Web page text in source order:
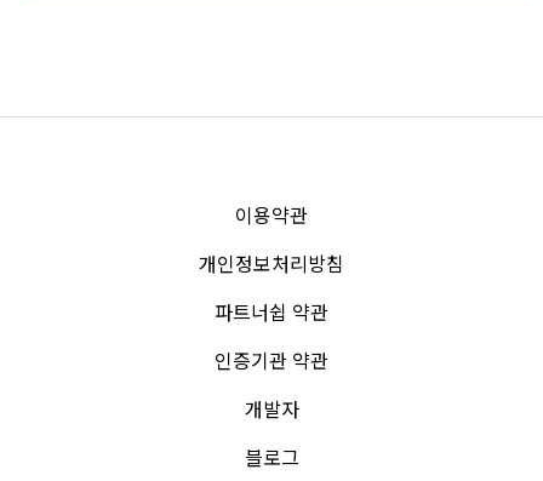
이용약관
개인정보처리방침
파트너쉽 약관
인증기관 약관
개발자
블로그